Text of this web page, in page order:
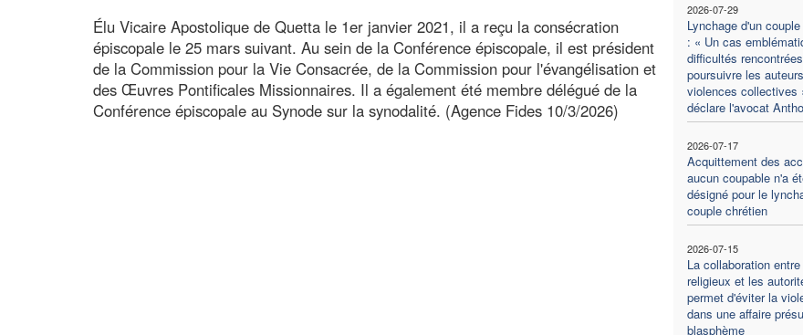
2026-07-29
Lynchage d'un
: « Un cas
difficultés
poursuivre les
violences collectives
déclare l'avocat
2026-07-17
Acquittement des
aucun coupable n'a
désigné pour le
couple chrétien
2026-07-15
La collaboration
religieux et les
permet d'éviter la
dans une affaire
blasphème
Élu Vicaire Apostolique de Quetta le 1er janvier 2021, il a reçu la consécration
épiscopale le 25 mars suivant. Au sein de la Conférence épiscopale, il est président
de la Commission pour la Vie Consacrée, de la Commission pour l'évangélisation et
des Œuvres Pontificales Missionnaires. Il a également été membre délégué de la
Conférence épiscopale au Synode sur la synodalité. (Agence Fides 10/3/2026)